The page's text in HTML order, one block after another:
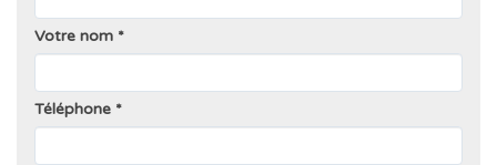
Votre nom
Téléphone